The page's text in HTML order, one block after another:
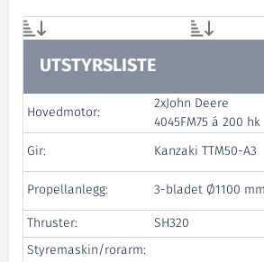
UTSTYRSLISTE
Hovedmotor:
2xJohn Deere
4045FM75 á 200 hk
Gir:
Kanzaki TTM50-A3
Propellanlegg:
3-bladet Ø1100 mm
Thruster:
SH320
Styremaskin/rorarm: